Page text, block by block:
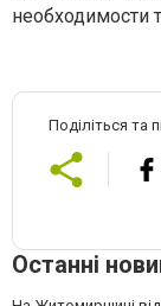
необходимости
Поділіться та
Останні